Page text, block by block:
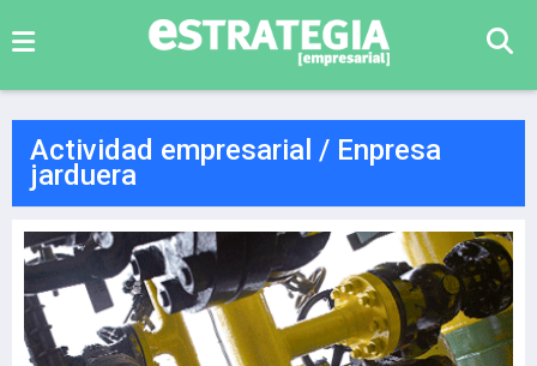
Actividad empresarial / Enpresa
jarduera